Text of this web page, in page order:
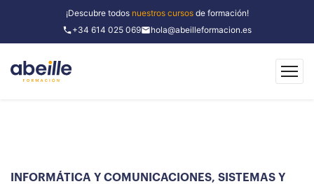
¡Descubre todos nuestros cursosde formación!
+34 614 025 069
hola@abeilleformacion.es
INFORMÁTICA Y COMUNICACIONES, SISTEMAS Y